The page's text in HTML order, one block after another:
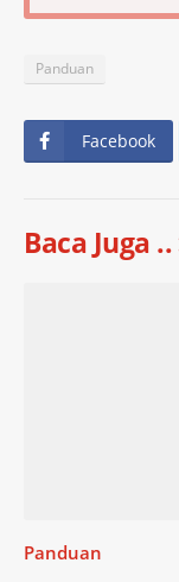
Panduan
Facebook
Baca Juga ..
Panduan